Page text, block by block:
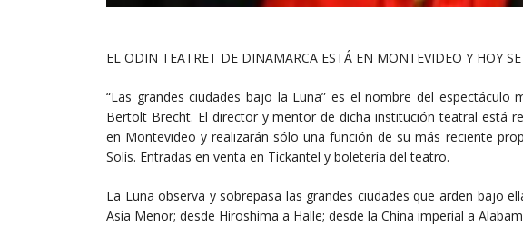
EL ODIN TEATRET DE DINAMARCA ESTÁ EN MONTEVIDEO Y HOY
“Las grandes ciudades bajo la Luna” es el nombre del espectáculo
Bertolt Brecht. El director y mentor de dicha institución teatral está
en Montevideo y realizarán sólo una función de su más reciente
Solís. Entradas en venta en Tickantel y boletería del teatro.
La Luna observa y sobrepasa las grandes ciudades que arden bajo
Asia Menor; desde Hiroshima a Halle; desde la China imperial a